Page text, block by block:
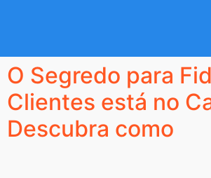
O Segredo para
Clientes está no
Descubra como​